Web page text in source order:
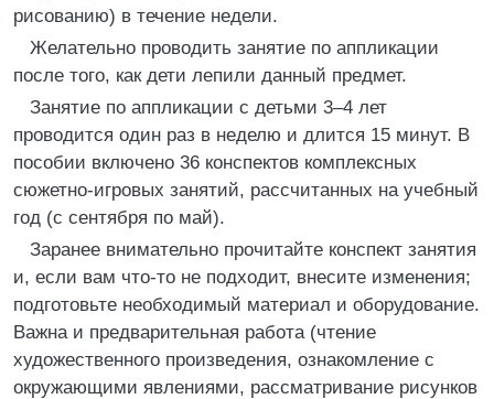
рисованию) в течение недели.
Желательно проводить занятие по аппликации
после того, как дети лепили данный предмет.
Занятие по аппликации с детьми 3–4 лет
проводится один раз в неделю и длится 15 минут. В
пособии включено 36 конспектов комплексных
сюжетно-игровых занятий, рассчитанных на учебный
год (с сентября по май).
Заранее внимательно прочитайте конспект занятия
и, если вам что-то не подходит, внесите изменения;
подготовьте необходимый материал и оборудование.
Важна и предварительная работа (чтение
художественного произведения, ознакомление с
окружающими явлениями, рассматривание рисунков